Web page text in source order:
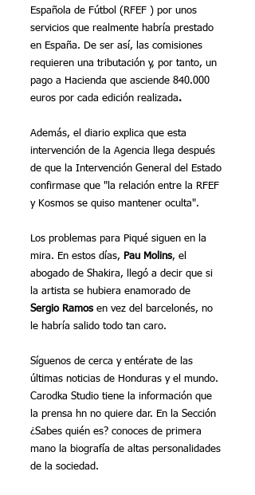
Española de Fútbol (RFEF ) por unos
servicios que realmente habría prestado
en España. De ser así, las comisiones
requieren una tributación y, por tanto, un
pago a Hacienda que asciende 840.000
euros por cada edición realizada.
Además, el diario explica que esta
intervención de la Agencia llega después
de que la Intervención General del Estado
confirmase que "la relación entre la RFEF
y Kosmos se quiso mantener oculta".
Los problemas para Piqué siguen en la
mira. En estos días, Pau Molins, el
abogado de Shakira, llegó a decir que si
la artista se hubiera enamorado de
Sergio Ramos en vez del barcelonés, no
le habría salido todo tan caro.
Síguenos de cerca y entérate de las
últimas noticias de Honduras y el mundo.
Carodka Studio tiene la información que
la prensa hn no quiere dar. En la Sección
¿Sabes quién es? conoces de primera
mano la biografía de altas personalidades
de la sociedad.